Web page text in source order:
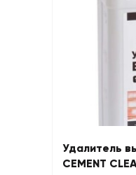
Удалитель
CEMENT